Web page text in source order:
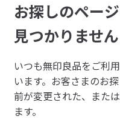
品
ネ
ッ
ト
ス
ト
ア
お探しのペー
見つかりません
いつも無印良品をご利
います。 お客さまのお
前が変更された、また
ます。